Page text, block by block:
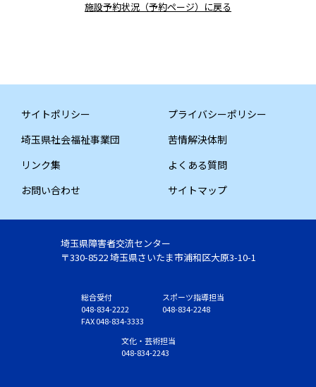
施設予約状況（予約ページ）に戻る
サイトポリシー
プライバシーポリシー
埼玉県社会福祉事業団
苦情解決体制
リンク集
よくある質問
お問い合わせ
サイトマップ
埼玉県障害者交流センター
〒330-8522 埼玉県さいたま市浦和区大原3-10-1
総合受付
048-834-2222
FAX 048-834-3333
スポーツ指導担当
048-834-2248
文化・芸術担当
048-834-2243